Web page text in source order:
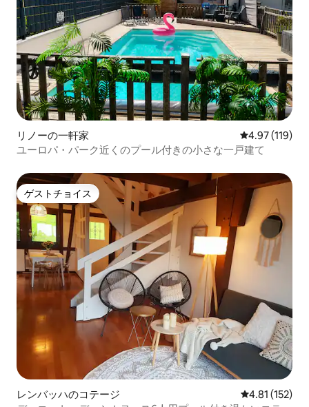
リノーの一軒家 レビュー119
4.97 (119)
ユーロパ・パーク近くのプール付きの小さな一戸建て
ゲストチョイス
ゲストチョイス
レンバッハのコテージ レビュー152
4.81 (152)